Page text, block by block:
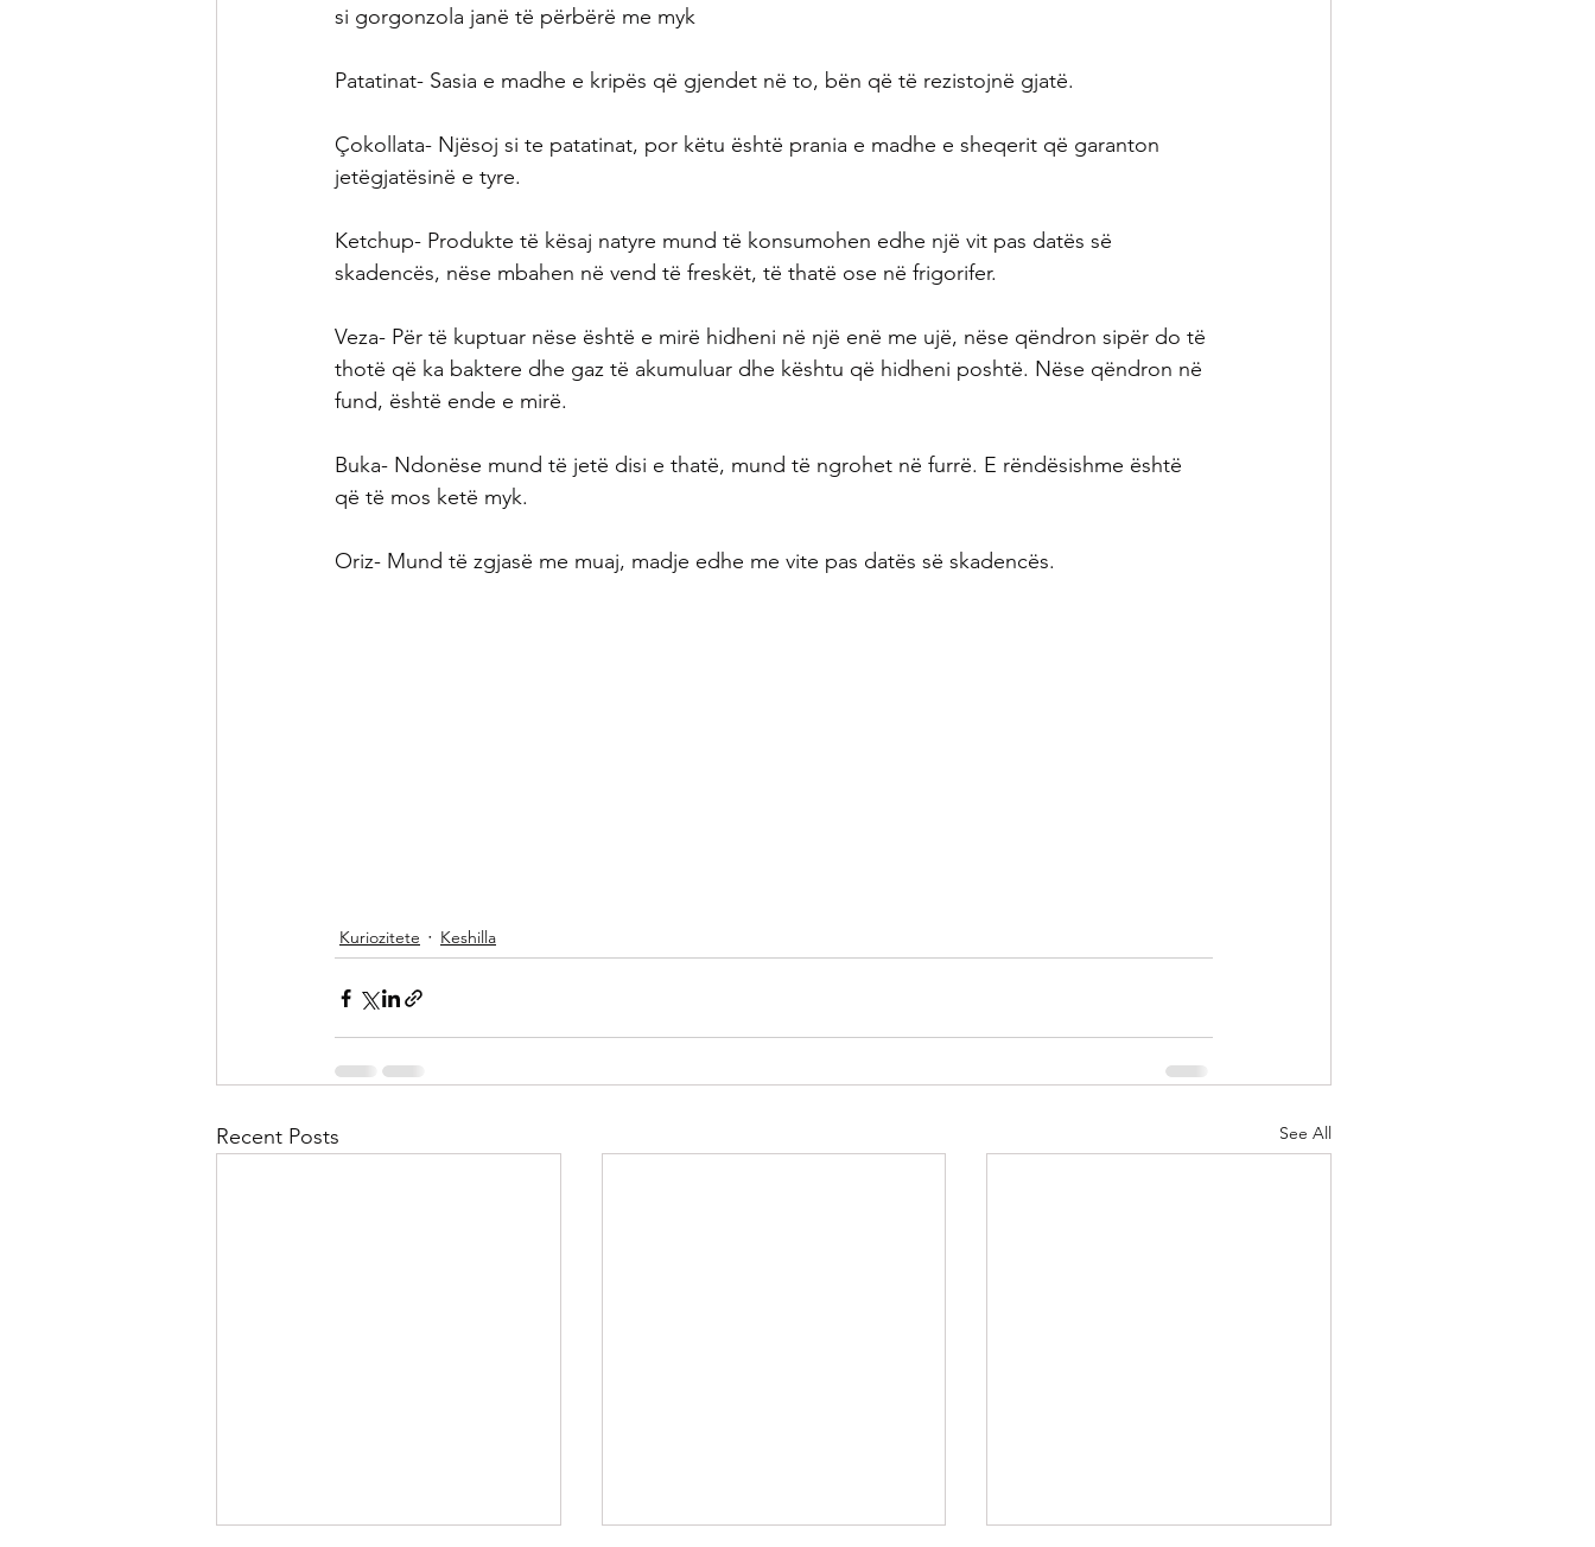
si gorgonzola janë të përbërë me myk
Patatinat- Sasia e madhe e kripës që gjendet në to, bën që të rezistojnë gjatë.
Çokollata- Njësoj si te patatinat, por këtu është prania e madhe e sheqerit që garanton
jetëgjatësinë e tyre.
Ketchup- Produkte të kësaj natyre mund të konsumohen edhe një vit pas datës së
skadencës, nëse mbahen në vend të freskët, të thatë ose në frigorifer.
Veza- Për të kuptuar nëse është e mirë hidheni në një enë me ujë, nëse qëndron sipër do të
thotë që ka baktere dhe gaz të akumuluar dhe kështu që hidheni poshtë. Nëse qëndron në
fund, është ende e mirë.
Buka- Ndonëse mund të jetë disi e thatë, mund të ngrohet në furrë. E rëndësishme është
që të mos ketë myk.
Oriz- Mund të zgjasë me muaj, madje edhe me vite pas datës së skadencës.
Kuriozitete Keshilla
Recent Posts See All